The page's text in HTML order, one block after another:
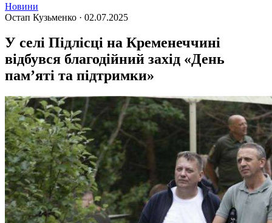
Новини
Остап Кузьменко · 02.07.2025
У селі Підлісці на Кременеччині
відбувся благодійний захід «День
пам’яті та підтримки»